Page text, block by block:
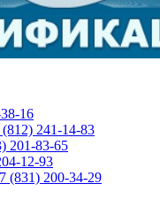
16
241-14-83
201-83-65
12-93
(831) 200-34-29